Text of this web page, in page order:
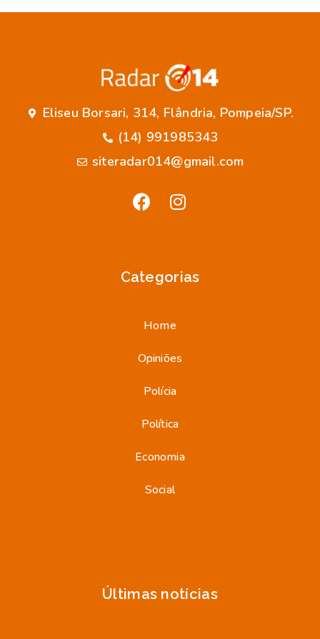
Eliseu Borsari, 314, Flândria, Pompeia/SP.
(14) 991985343
siteradar014@gmail.com
Categorias
Home
Opiniões
Polícia
Política
Economia
Social
Últimas notícias